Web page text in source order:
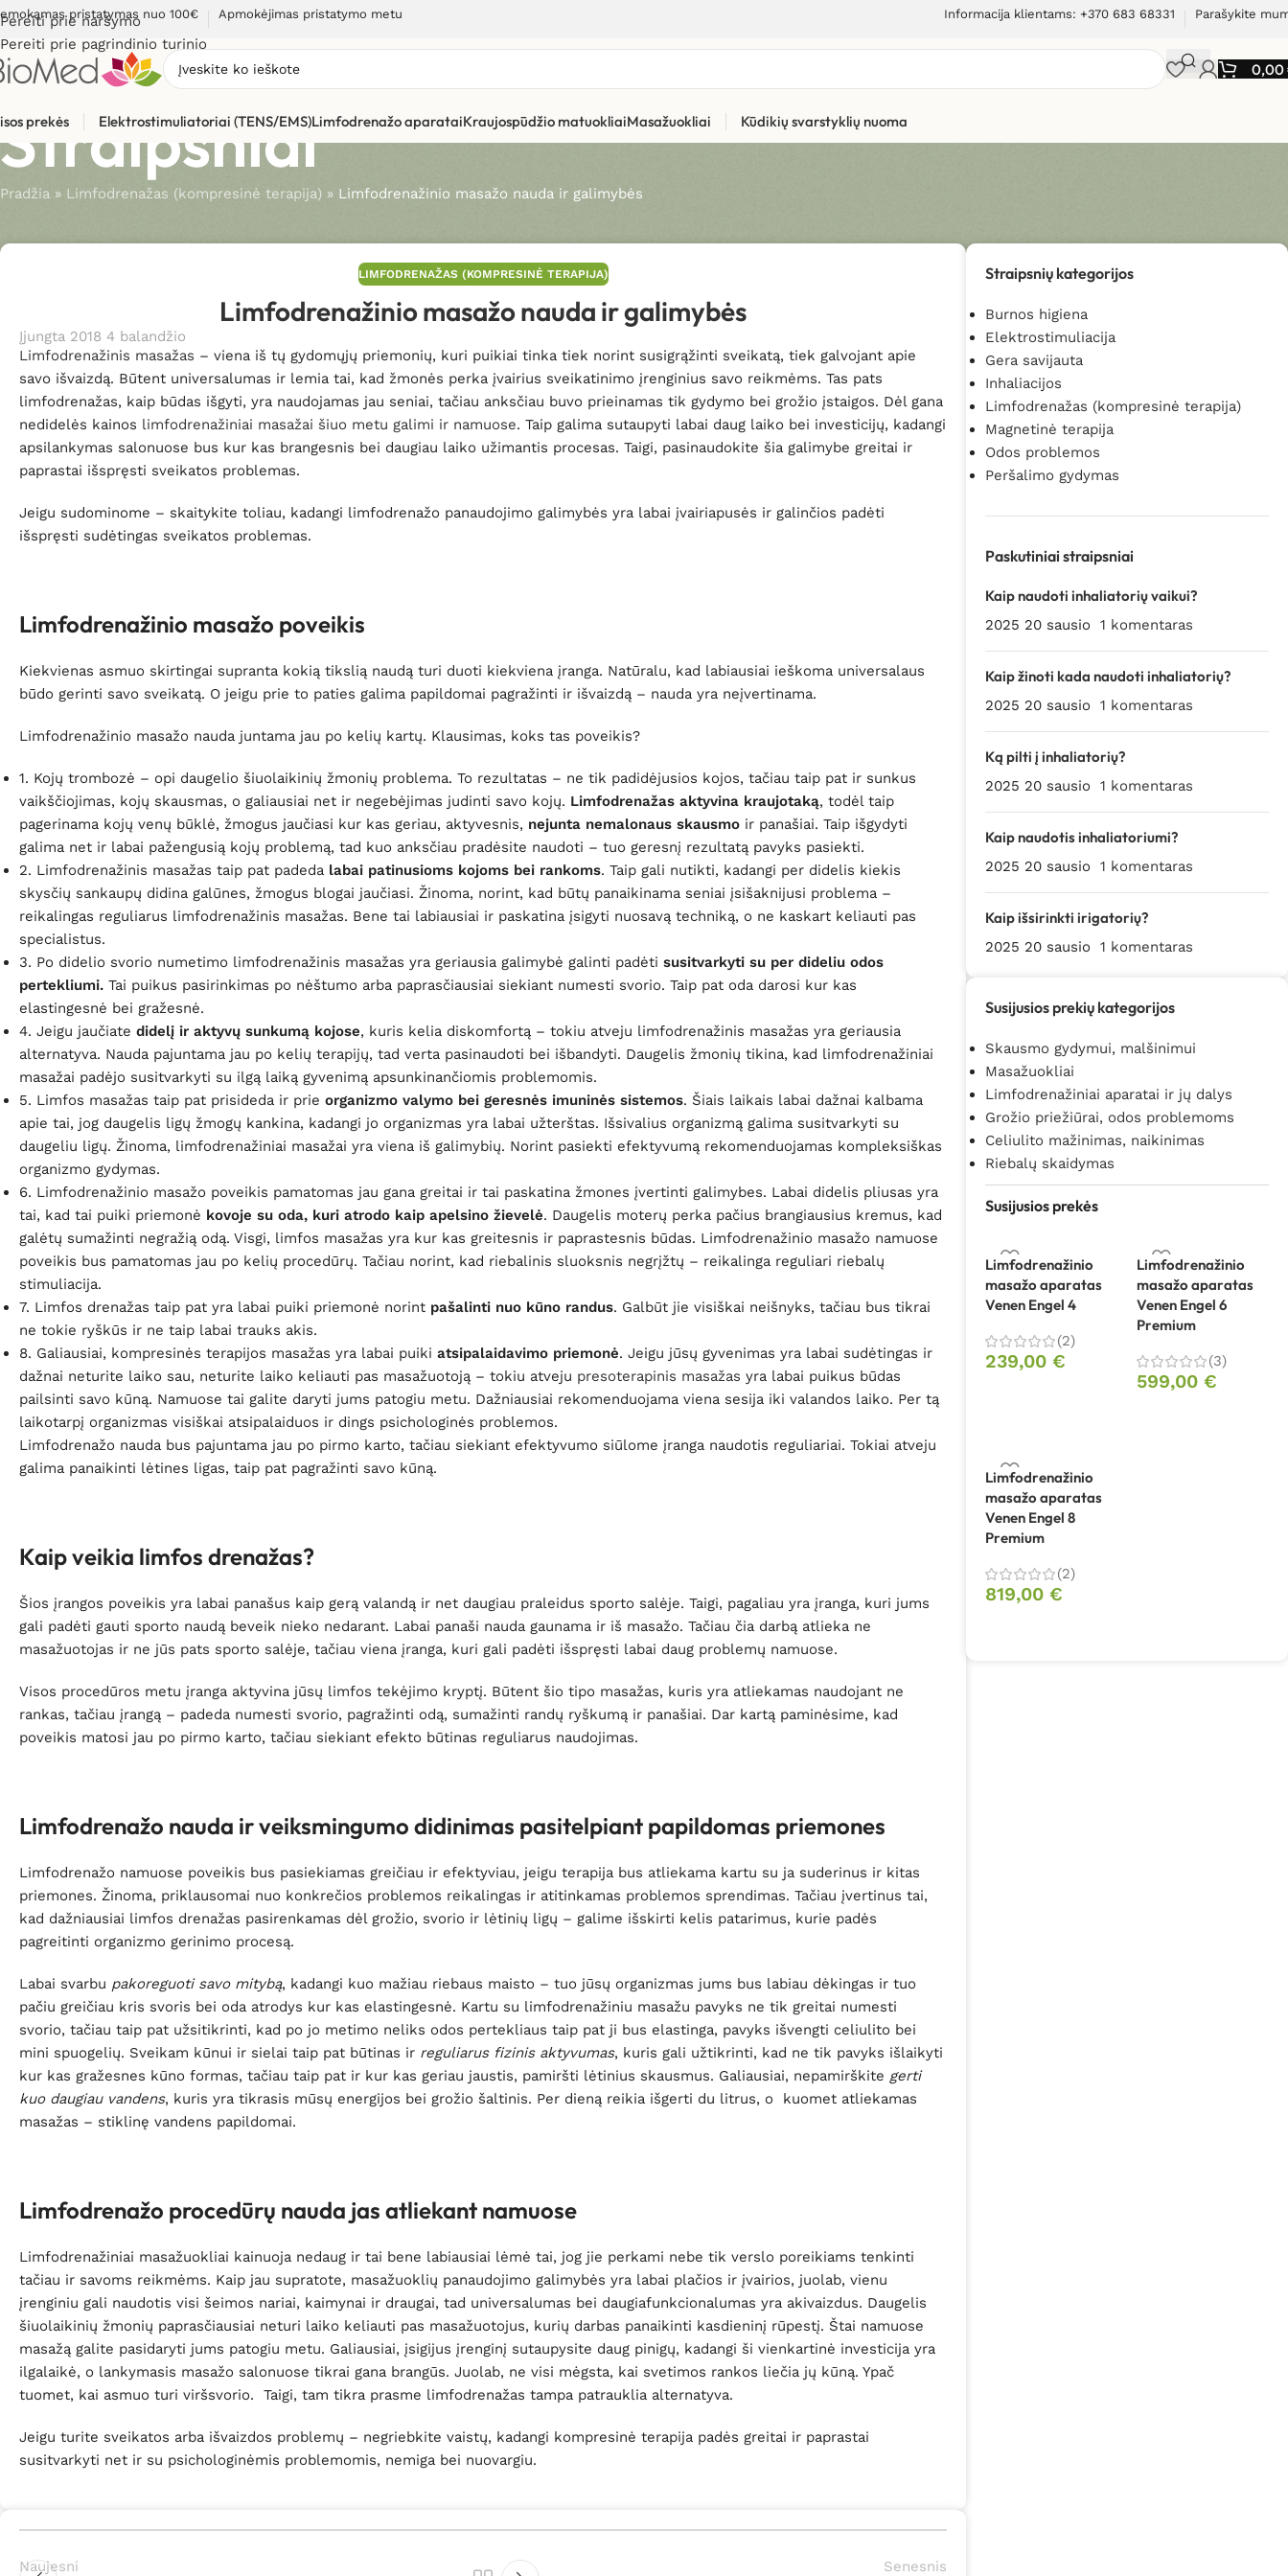
Pereiti prie naršymo
Pereiti prie pagrindinio turinio
pristatymas nuo 100€ Apmokėjimas pristatymo metu Informacija klientams: +370 683 68331 Parašykite
0,00
prekės Elektrostimuliatoriai (TENS/EMS)Limfodrenažo aparataiKraujospūdžio matuokliaiMasažuokliai Kūdikių svarstyklių nuoma
Straipsniai
Pradžia » Limfodrenažas (kompresinė terapija) » Limfodrenažinio masažo nauda ir galimybės
LIMFODRENAŽAS (KOMPRESINĖ TERAPIJA)
Limfodrenažinio masažo nauda ir galimybės
Įjungta 2018 4 balandžio
Limfodrenažinis masažas – viena iš tų gydomųjų priemonių, kuri puikiai tinka tiek norint susigrąžinti sveikatą, tiek galvojant apie
savo išvaizdą. Būtent universalumas ir lemia tai, kad žmonės perka įvairius sveikatinimo įrenginius savo reikmėms. Tas pats
limfodrenažas, kaip būdas išgyti, yra naudojamas jau seniai, tačiau anksčiau buvo prieinamas tik gydymo bei grožio įstaigos. Dėl gana
nedidelės kainos limfodrenažiniai masažai šiuo metu galimi ir namuose. Taip galima sutaupyti labai daug laiko bei investicijų, kadangi
apsilankymas salonuose bus kur kas brangesnis bei daugiau laiko užimantis procesas. Taigi, pasinaudokite šia galimybe greitai ir
paprastai išspręsti sveikatos problemas.
Jeigu sudominome – skaitykite toliau, kadangi limfodrenažo panaudojimo galimybės yra labai įvairiapusės ir galinčios padėti
išspręsti sudėtingas sveikatos problemas.
Limfodrenažinio masažo poveikis
Kiekvienas asmuo skirtingai supranta kokią tikslią naudą turi duoti kiekviena įranga. Natūralu, kad labiausiai ieškoma universalaus
būdo gerinti savo sveikatą. O jeigu prie to paties galima papildomai pagražinti ir išvaizdą – nauda yra neįvertinama.
Limfodrenažinio masažo nauda juntama jau po kelių kartų. Klausimas, koks tas poveikis?
1. Kojų trombozė – opi daugelio šiuolaikinių žmonių problema. To rezultatas – ne tik padidėjusios kojos, tačiau taip pat ir sunkus
vaikščiojimas, kojų skausmas, o galiausiai net ir negebėjimas judinti savo kojų. Limfodrenažas aktyvina kraujotaką, todėl taip
pagerinama kojų venų būklė, žmogus jaučiasi kur kas geriau, aktyvesnis, nejunta nemalonaus skausmo ir panašiai. Taip išgydyti
galima net ir labai pažengusią kojų problemą, tad kuo anksčiau pradėsite naudoti – tuo geresnį rezultatą pavyks pasiekti.
2. Limfodrenažinis masažas taip pat padeda labai patinusioms kojoms bei rankoms. Taip gali nutikti, kadangi per didelis kiekis
skysčių sankaupų didina galūnes, žmogus blogai jaučiasi. Žinoma, norint, kad būtų panaikinama seniai įsišaknijusi problema –
reikalingas reguliarus limfodrenažinis masažas. Bene tai labiausiai ir paskatina įsigyti nuosavą techniką, o ne kaskart keliauti pas
specialistus.
3. Po didelio svorio numetimo limfodrenažinis masažas yra geriausia galimybė galinti padėti susitvarkyti su per dideliu odos
pertekliumi. Tai puikus pasirinkimas po nėštumo arba paprasčiausiai siekiant numesti svorio. Taip pat oda darosi kur kas
elastingesnė bei gražesnė.
4. Jeigu jaučiate didelį ir aktyvų sunkumą kojose, kuris kelia diskomfortą – tokiu atveju limfodrenažinis masažas yra geriausia
alternatyva. Nauda pajuntama jau po kelių terapijų, tad verta pasinaudoti bei išbandyti. Daugelis žmonių tikina, kad limfodrenažiniai
masažai padėjo susitvarkyti su ilgą laiką gyvenimą apsunkinančiomis problemomis.
5. Limfos masažas taip pat prisideda ir prie organizmo valymo bei geresnės imuninės sistemos. Šiais laikais labai dažnai kalbama
apie tai, jog daugelis ligų žmogų kankina, kadangi jo organizmas yra labai užterštas. Išsivalius organizmą galima susitvarkyti su
daugeliu ligų. Žinoma, limfodrenažiniai masažai yra viena iš galimybių. Norint pasiekti efektyvumą rekomenduojamas kompleksiškas
organizmo gydymas.
6. Limfodrenažinio masažo poveikis pamatomas jau gana greitai ir tai paskatina žmones įvertinti galimybes. Labai didelis pliusas yra
tai, kad tai puiki priemonė kovoje su oda, kuri atrodo kaip apelsino žievelė. Daugelis moterų perka pačius brangiausius kremus, kad
galėtų sumažinti negražią odą. Visgi, limfos masažas yra kur kas greitesnis ir paprastesnis būdas. Limfodrenažinio masažo namuose
poveikis bus pamatomas jau po kelių procedūrų. Tačiau norint, kad riebalinis sluoksnis negrįžtų – reikalinga reguliari riebalų
stimuliacija.
7. Limfos drenažas taip pat yra labai puiki priemonė norint pašalinti nuo kūno randus. Galbūt jie visiškai neišnyks, tačiau bus tikrai
ne tokie ryškūs ir ne taip labai trauks akis.
8. Galiausiai, kompresinės terapijos masažas yra labai puiki atsipalaidavimo priemonė. Jeigu jūsų gyvenimas yra labai sudėtingas ir
dažnai neturite laiko sau, neturite laiko keliauti pas masažuotoją – tokiu atveju presoterapinis masažas yra labai puikus būdas
pailsinti savo kūną. Namuose tai galite daryti jums patogiu metu. Dažniausiai rekomenduojama viena sesija iki valandos laiko. Per tą
laikotarpį organizmas visiškai atsipalaiduos ir dings psichologinės problemos.
Limfodrenažo nauda bus pajuntama jau po pirmo karto, tačiau siekiant efektyvumo siūlome įranga naudotis reguliariai. Tokiai atveju
galima panaikinti lėtines ligas, taip pat pagražinti savo kūną.
Kaip veikia limfos drenažas?
Šios įrangos poveikis yra labai panašus kaip gerą valandą ir net daugiau praleidus sporto salėje. Taigi, pagaliau yra įranga, kuri jums
gali padėti gauti sporto naudą beveik nieko nedarant. Labai panaši nauda gaunama ir iš masažo. Tačiau čia darbą atlieka ne
masažuotojas ir ne jūs pats sporto salėje, tačiau viena įranga, kuri gali padėti išspręsti labai daug problemų namuose.
Visos procedūros metu įranga aktyvina jūsų limfos tekėjimo kryptį. Būtent šio tipo masažas, kuris yra atliekamas naudojant ne
rankas, tačiau įrangą – padeda numesti svorio, pagražinti odą, sumažinti randų ryškumą ir panašiai. Dar kartą paminėsime, kad
poveikis matosi jau po pirmo karto, tačiau siekiant efekto būtinas reguliarus naudojimas.
Limfodrenažo nauda ir veiksmingumo didinimas pasitelpiant papildomas priemones
Limfodrenažo namuose poveikis bus pasiekiamas greičiau ir efektyviau, jeigu terapija bus atliekama kartu su ja suderinus ir kitas
priemones. Žinoma, priklausomai nuo konkrečios problemos reikalingas ir atitinkamas problemos sprendimas. Tačiau įvertinus tai,
kad dažniausiai limfos drenažas pasirenkamas dėl grožio, svorio ir lėtinių ligų – galime išskirti kelis patarimus, kurie padės
pagreitinti organizmo gerinimo procesą.
Labai svarbu pakoreguoti savo mitybą, kadangi kuo mažiau riebaus maisto – tuo jūsų organizmas jums bus labiau dėkingas ir tuo
pačiu greičiau kris svoris bei oda atrodys kur kas elastingesnė. Kartu su limfodrenažiniu masažu pavyks ne tik greitai numesti
svorio, tačiau taip pat užsitikrinti, kad po jo metimo neliks odos pertekliaus taip pat ji bus elastinga, pavyks išvengti celiulito bei
mini spuogelių. Sveikam kūnui ir sielai taip pat būtinas ir reguliarus fizinis aktyvumas, kuris gali užtikrinti, kad ne tik pavyks išlaikyti
kur kas gražesnes kūno formas, tačiau taip pat ir kur kas geriau jaustis, pamiršti lėtinius skausmus. Galiausiai, nepamirškite gerti
kuo daugiau vandens, kuris yra tikrasis mūsų energijos bei grožio šaltinis. Per dieną reikia išgerti du litrus, o kuomet atliekamas
masažas – stiklinę vandens papildomai.
Limfodrenažo procedūrų nauda jas atliekant namuose
Limfodrenažiniai masažuokliai kainuoja nedaug ir tai bene labiausiai lėmė tai, jog jie perkami nebe tik verslo poreikiams tenkinti
tačiau ir savoms reikmėms. Kaip jau supratote, masažuoklių panaudojimo galimybės yra labai plačios ir įvairios, juolab, vienu
įrenginiu gali naudotis visi šeimos nariai, kaimynai ir draugai, tad universalumas bei daugiafunkcionalumas yra akivaizdus. Daugelis
šiuolaikinių žmonių paprasčiausiai neturi laiko keliauti pas masažuotojus, kurių darbas panaikinti kasdieninį rūpestį. Štai namuose
masažą galite pasidaryti jums patogiu metu. Galiausiai, įsigijus įrenginį sutaupysite daug pinigų, kadangi ši vienkartinė investicija yra
ilgalaikė, o lankymasis masažo salonuose tikrai gana brangūs. Juolab, ne visi mėgsta, kai svetimos rankos liečia jų kūną. Ypač
tuomet, kai asmuo turi viršsvorio. Taigi, tam tikra prasme limfodrenažas tampa patrauklia alternatyva.
Jeigu turite sveikatos arba išvaizdos problemų – negriebkite vaistų, kadangi kompresinė terapija padės greitai ir paprastai
susitvarkyti net ir su psichologinėmis problemomis, nemiga bei nuovargiu.
Naujesni Senesnis
Straipsnių kategorijos
Burnos higiena
Elektrostimuliacija
Gera savijauta
Inhaliacijos
Limfodrenažas (kompresinė terapija)
Magnetinė terapija
Odos problemos
Peršalimo gydymas
Paskutiniai straipsniai
Kaip naudoti inhaliatorių vaikui?
2025 20 sausio 1 komentaras
Kaip žinoti kada naudoti inhaliatorių?
2025 20 sausio 1 komentaras
Ką pilti į inhaliatorių?
2025 20 sausio 1 komentaras
Kaip naudotis inhaliatoriumi?
2025 20 sausio 1 komentaras
Kaip išsirinkti irigatorių?
2025 20 sausio 1 komentaras
Susijusios prekių kategorijos
Skausmo gydymui, malšinimui
Masažuokliai
Limfodrenažiniai aparatai ir jų dalys
Grožio priežiūrai, odos problemoms
Celiulito mažinimas, naikinimas
Riebalų skaidymas
Susijusios prekės
Limfodrenažinio
masažo aparatas
Venen Engel 4
(2)
239,00 €
Limfodrenažinio
masažo aparatas
Venen Engel 6
Premium
(3)
599,00 €
Limfodrenažinio
masažo aparatas
Venen Engel 8
Premium
(2)
819,00 €